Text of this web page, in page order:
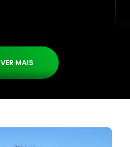
VER MAIS